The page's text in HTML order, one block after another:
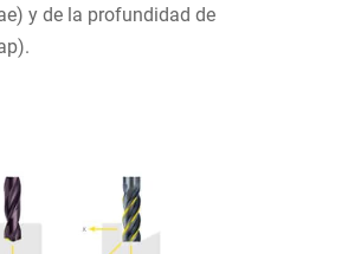
y de la profundidad de